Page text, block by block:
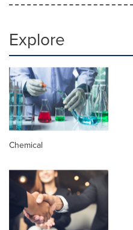
Explore
Chemical